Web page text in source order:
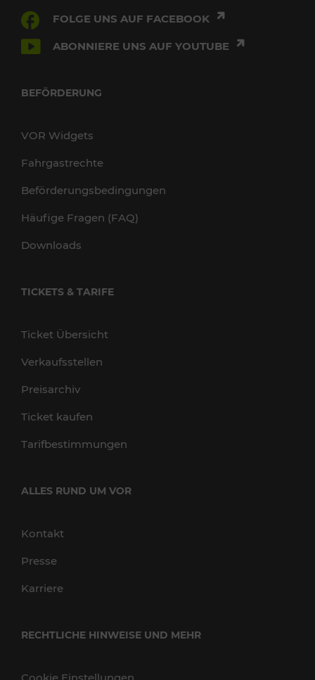
FOLGE UNS AUF FACEBOOK
ABONNIERE UNS AUF YOUTUBE
BEFÖRDERUNG
VOR Widgets
Fahrgastrechte
Beförderungsbedingungen
Häufige Fragen (FAQ)
Downloads
TICKETS & TARIFE
Ticket Übersicht
Verkaufsstellen
Preisarchiv
Ticket kaufen
Tarifbestimmungen
ALLES RUND UM VOR
Kontakt
Presse
Karriere
RECHTLICHE HINWEISE UND MEHR